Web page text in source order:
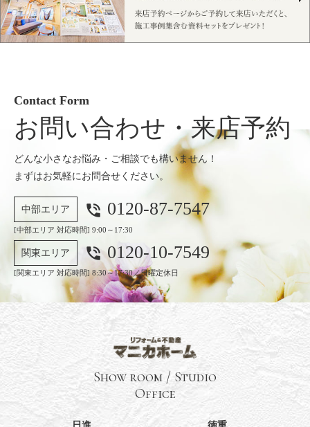
Contact Form
お問い合わせ・来店予約
どんな小さなお悩み・ご相談でも構いません！
まずはお気軽にお問合せください。
中部エリア phone_in_talk 0120-87-7547
[中部エリア 対応時間] 9:00～17:30
関東エリア phone_in_talk 0120-10-7549
[関東エリア 対応時間] 8:30～17:30／日曜定休日
Show room / Studio
Office